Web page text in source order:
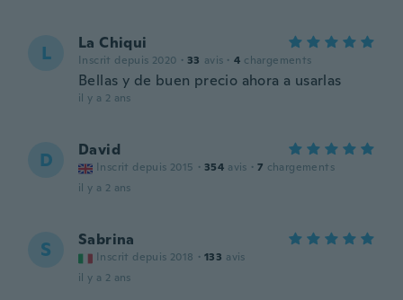
L La Chiqui
Inscrit depuis 2020 · 33 avis · 4 chargements
Bellas y de buen precio ahora a usarlas
il y a 2 ans
D David
Inscrit depuis 2015 · 354 avis · 7 chargements
il y a 2 ans
S Sabrina
Inscrit depuis 2018 · 133 avis
il y a 2 ans